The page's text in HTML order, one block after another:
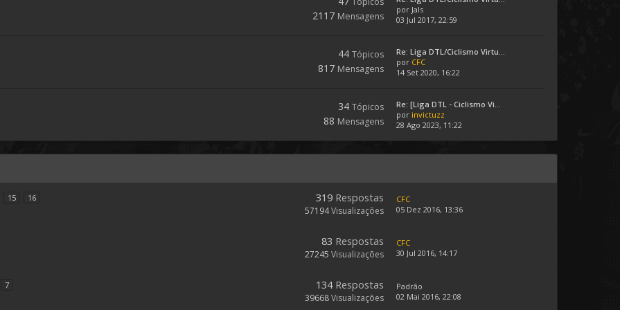
2117 Mensagens
por Jals
03 Jul 2017, 22:59
44 Tópicos
817 Mensagens
Re: Liga DTL/Ciclismo Virtu...
por CFC
14 Set 2020, 16:22
34 Tópicos
88 Mensagens
Re: [Liga DTL - Ciclismo Vi...
por invictuzz
28 Ago 2023, 11:22
15
16
319 Respostas
57194Visualizações
CFC
05 Dez 2016, 13:36
83 Respostas
27245 Visualizações
CFC
30 Jul 2016, 14:17
7
134 Respostas
39668Visualizações
Padrão
02 Mai 2016, 22:08